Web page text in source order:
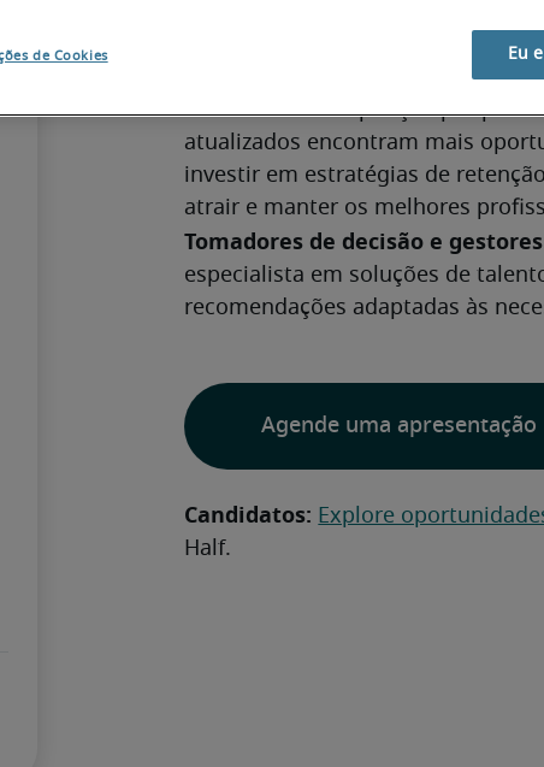
Agende uma apresentação
Candidatos: Explore
Half.
mais preparados para atuar em
A escassez de talentos
intensifica a competição por
atualizados encontram mais
investir em estratégias de
atrair e manter os melhores
Tomadores de decisão e
especialista em soluções de
recomendações adaptadas às
de Cookies Eu